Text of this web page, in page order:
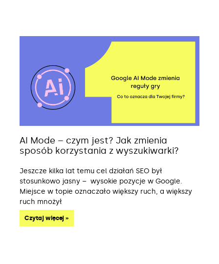
AI Mode – czym jest? Jak zmienia
sposób korzystania z wyszukiwarki?
Jeszcze kilka lat temu cel działań SEO był
stosunkowo jasny – wysokie pozycje w Google.
Miejsce w topie oznaczało większy ruch, a większy
ruch mnożył
Czytaj więcej »